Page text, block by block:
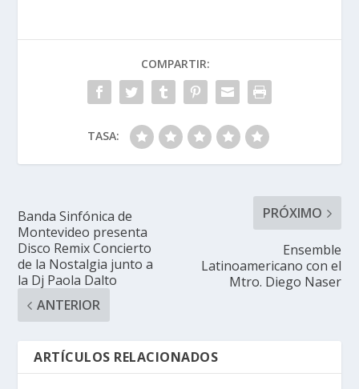
COMPARTIR:
TASA:
Banda Sinfónica de
Montevideo presenta
Disco Remix Concierto
de la Nostalgia junto a
la Dj Paola Dalto
ANTERIOR
PRÓXIMO
Ensemble
Latinoamericano con el
Mtro. Diego Naser
ARTÍCULOS RELACIONADOS